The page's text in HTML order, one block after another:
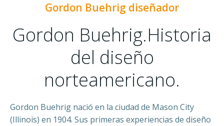
Gordon Buehrig diseñador
Gordon Buehrig.Historia
del diseño
norteamericano.
Gordon Buehrig nació en la ciudad de Mason City
(Illinois) en 1904. Sus primeras experiencias de diseño